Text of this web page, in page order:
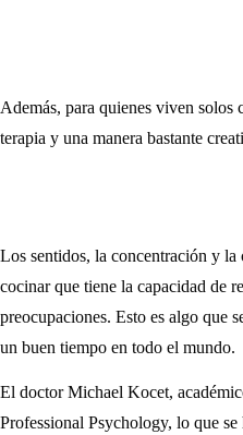
Además, para quienes viven solos
terapia y una manera bastante
Los sentidos, la concentración y la
cocinar que tiene la capacidad de
preocupaciones. Esto es algo que
un buen tiempo en todo el mundo.
El doctor Michael Kocet,
Professional Psychology, lo que